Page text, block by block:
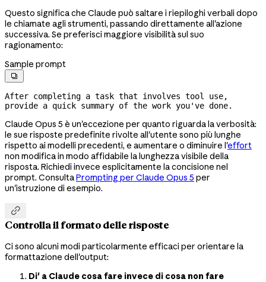
Questo significa che Claude può saltare i riepiloghi verbali dopo
le chiamate agli strumenti, passando direttamente all'azione
successiva. Se preferisci maggiore visibilità sul suo
ragionamento:
Sample prompt

After completing a task that involves tool use,
provide a quick summary of the work you've done.
Claude Opus 5 è un'eccezione per quanto riguarda la verbosità:
le sue risposte predefinite rivolte all'utente sono più lunghe
rispetto ai modelli precedenti, e aumentare o diminuire l'effort
non modifica in modo affidabile la lunghezza visibile della
risposta. Richiedi invece esplicitamente la concisione nel
prompt. ConsultaPrompting per Claude Opus 5 per
un'istruzione di esempio.

Controlla il formato delle risposte
Ci sono alcuni modi particolarmente efficaci per orientare la
formattazione dell'output:
Di' a Claude cosa fare invece di cosa non fare